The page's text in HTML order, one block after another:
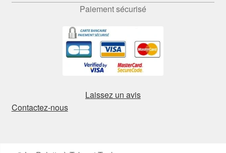
Paiement sécurisé
Laissez un avis
Contactez-nous